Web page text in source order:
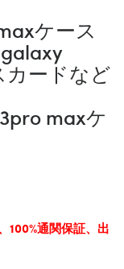
ケース
カードなど
maxケ
100%通関保証、出